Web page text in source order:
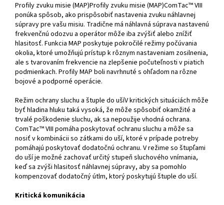
Profily zvuku misie (MAP)Profily zvuku misie (MAP)ComTac™ VIII
ponúka spôsob, ako prispôsobiť nastavenia zvuku náhlavnej
súpravy pre vašu misiu. Tradične má náhlavná súprava nastavenú
frekvenčnú odozvu a operátor môže iba zvýšiť alebo znížiť
hlasitosť. Funkcia MAP poskytuje pokročilé režimy počúvania
okolia, ktoré umožňujú prístup k rôznym nastaveniam zosilnenia,
ale s tvarovaním frekvencie na zlepšenie počuteľnosti v piatich
podmienkach. Profily MAP boli navrhnuté s ohľadom na rôzne
bojové a podporné operácie.
Režim ochrany sluchu a štuple do ušíV kritických situáciách môže
byť hladina hluku taká vysoká, že môže spôsobiť okamžité a
trvalé poškodenie sluchu, ak sa nepoužije vhodná ochrana.
ComTac™ VIII pomáha poskytovať ochranu sluchu a môže sa
nosiť v kombinácii so zátkami do uší, ktoré v prípade potreby
pomáhajú poskytovať dodatočnú ochranu. V režime so štupľami
do uší je možné zachovať určitý stupeň sluchového vnímania,
keď sa zvýši hlasitosť náhlavnej súpravy, aby sa pomohlo
kompenzovať dodatočný útlm, ktorý poskytujú štuple do uší.
Kritická komunikácia